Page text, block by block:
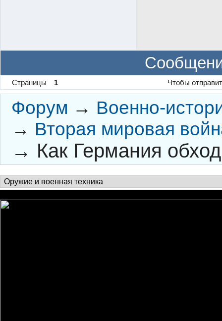
Страницы 1 Чтобы
Форум → Военно-
→ Вторая мировая
→ Как Германия